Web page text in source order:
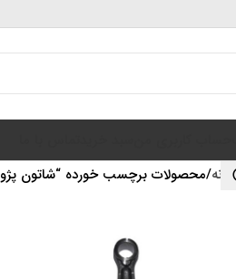
خانه محصولات برچسب خورده “شاتون پژو 206 تیپ 5”